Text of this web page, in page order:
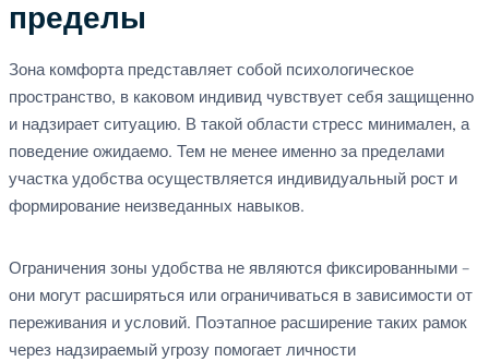
пределы
Зона комфорта представляет собой психологическое
пространство, в каковом индивид чувствует себя защищенно
и надзирает ситуацию. В такой области стресс минимален, а
поведение ожидаемо. Тем не менее именно за пределами
участка удобства осуществляется индивидуальный рост и
формирование неизведанных навыков.
Ограничения зоны удобства не являются фиксированными –
они могут расширяться или ограничиваться в зависимости от
переживания и условий. Поэтапное расширение таких рамок
через надзираемый угрозу помогает личности